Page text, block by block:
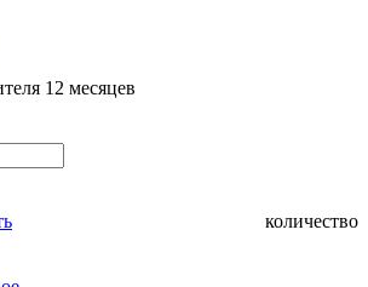
12 месяцев
количество